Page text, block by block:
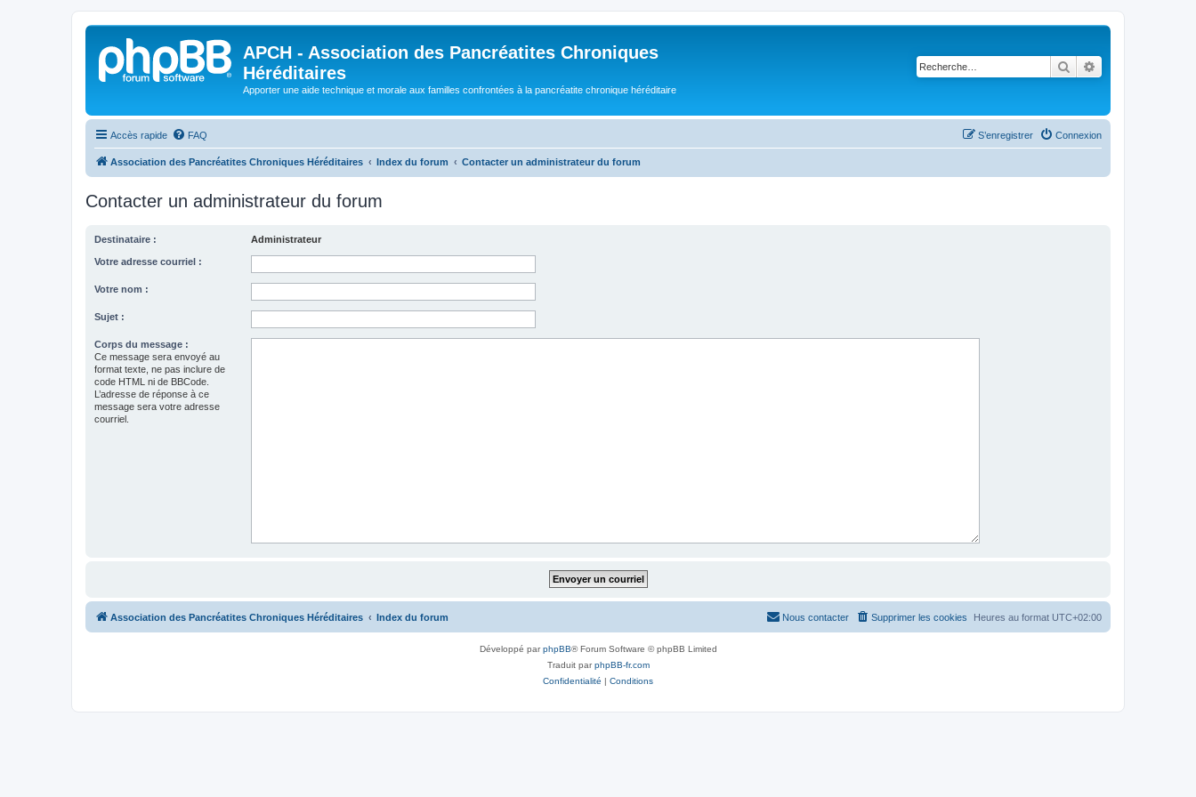
APCH - Association des Pancréatites Chroniques
Héréditaires
Apporter une aide technique et morale aux familles confrontées à la pancréatite chronique héréditaire
Rechercher
Accès rapide FAQ Connexion
S’enregistrer
Association des Pancréatites Chroniques Héréditaires Index du forum Contacter un administrateur du forum
Contacter un administrateur du forum
Destinataire : Administrateur
Votre adresse courriel :
Votre nom :
Sujet :
Corps du message :
Ce message sera envoyé au
format texte, ne pas inclure de
code HTML ni de BBCode.
L’adresse de réponse à ce
message sera votre adresse
courriel.
Association des Pancréatites Chroniques Héréditaires Index du forum Heures au format UTC+02:00
Supprimer les cookies
Nous contacter
Développé parphpBB® Forum Software © phpBB Limited
Traduit parphpBB-fr.com
Confidentialité | Conditions